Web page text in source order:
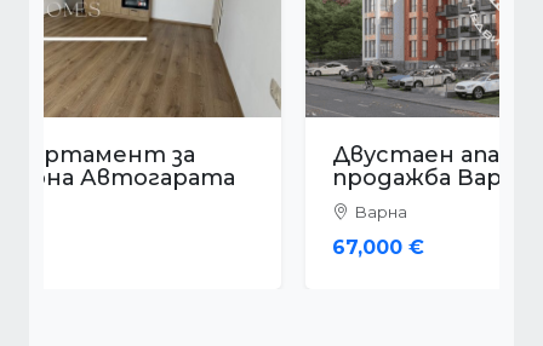
Двустаен апартамент за
продажба Варна м-т Пчелина